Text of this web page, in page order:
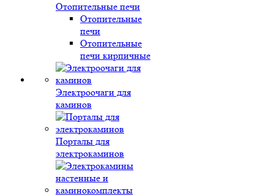
Отопительные печи
Отопительные
печи
Отопительные
печи кирпичные
Электроочаги для
каминов
Порталы для
электрокаминов